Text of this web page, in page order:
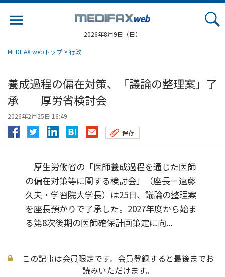
2026年8月9日（日）
MEDIFAX webトップ > 行政
養成過程の偏在対策、「議論の整理案」了
承 厚労省検討会
2026年2月25日 16:49
保存
厚生労働省の「医師養成過程を通じた医師
の偏在対策等に関する検討会」（座長＝遠藤
久夫・学習院大学長）は25日、議論の整理案
を座長預かりで了承した。2027年度から始ま
る第8次後期の医師確保計画策定に向...
この記事は会員限定です。会員登録すると最後までお
読みいただけます。